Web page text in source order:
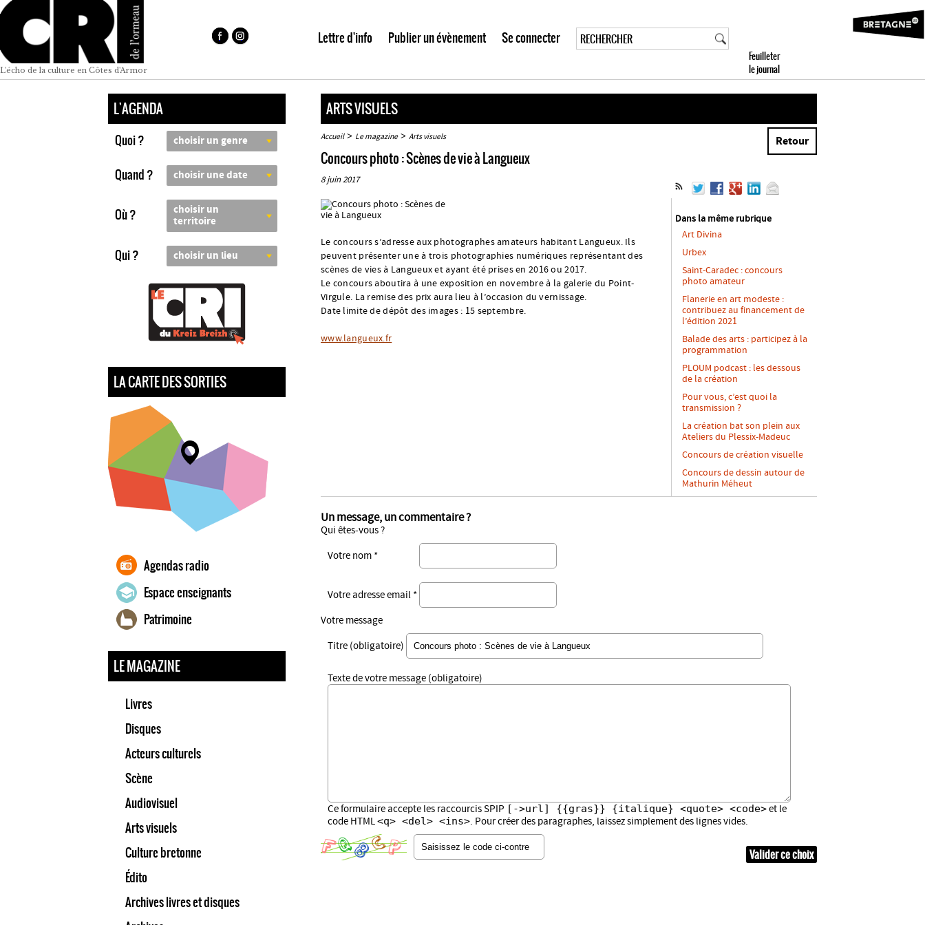
L'écho de la culture en Côtes d'Armor
Lettre d'info Publier un évènement Se connecter
L'AGENDA
Quoi ? choisir un genre
Quand ? choisir une date
Où ?
choisir un
territoire
Qui ? choisir un lieu
LA CARTE DES SORTIES
Agendas radio
Espace enseignants
Patrimoine
LE MAGAZINE
Livres
Disques
Acteurs culturels
Scène
Audiovisuel
Arts visuels
Culture bretonne
Édito
Archives livres et disques
ARTS VISUELS
Accueil> Le magazine> Arts visuels Retour
Concours photo : Scènes de vie à Langueux
8 juin 2017
Le concours s’adresse aux photographes amateurs habitant Langueux. Ils
peuvent présenter une à trois photographies numériques représentant des
scènes de vies à Langueux et ayant été prises en 2016 ou 2017.
Le concours aboutira à une exposition en novembre à la galerie du Point-
Virgule. La remise des prix aura lieu à l’occasion du vernissage.
Date limite de dépôt des images : 15 septembre.
www.langueux.fr
Dans la même rubrique
Art Divina
Urbex
Saint-Caradec : concours
photo amateur
Flanerie en art modeste :
contribuez au financement de
l’édition 2021
Balade des arts : participez à la
programmation
PLOUM podcast : les dessous
de la création
Pour vous, c’est quoi la
transmission ?
La création bat son plein aux
Ateliers du Plessix-Madeuc
Concours de création visuelle
Concours de dessin autour de
Mathurin Méheut
Un message, un commentaire ?
Qui êtes-vous ?
Votre nom *
Votre adresse email *
Votre message
Titre (obligatoire)
Texte de votre message (obligatoire)
Ce formulaire accepte les raccourcis SPIP [->url] {{gras}} {italique} <quote> <code>et le
code HTML<q> <del> <ins>. Pour créer des paragraphes, laissez simplement des lignes vides.